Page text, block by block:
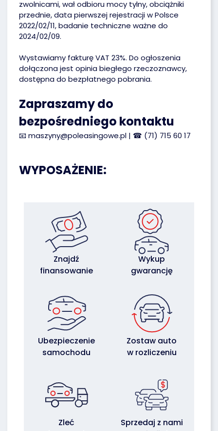
zwolnicami, wał odbioru mocy tylny, obciążniki
przednie, data pierwszej rejestracji w Polsce
2022/02/11, badanie techniczne ważne do
2024/02/09.
Wystawiamy fakturę VAT 23%. Do ogłoszenia
dołączona jest opinia biegłego rzeczoznawcy,
dostępna do bezpłatnego pobrania.
Zapraszamy do
bezpośredniego kontaktu
📧 maszyny@poleasingowe.pl | ☎ (71) 715 60 17
WYPOSAŻENIE:
Znajdź
finansowanie
Wykup
gwarancję
Ubezpieczenie
samochodu
Zostaw auto
w rozliczeniu
Zleć
Sprzedaj z nami